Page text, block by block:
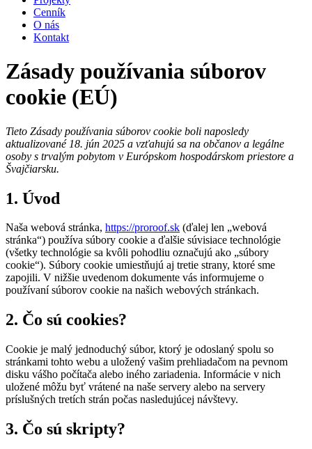
Cenník
O nás
Kontakt
Zásady používania súborov
cookie (EÚ)
Tieto Zásady používania súborov cookie boli naposledy
aktualizované 18. jún 2025 a vzťahujú sa na občanov a legálne
osoby s trvalým pobytom v Európskom hospodárskom priestore a
Švajčiarsku.
1. Úvod
Naša webová stránka, https://proroof.sk (ďalej len „webová
stránka“) používa súbory cookie a ďalšie súvisiace technológie
(všetky technológie sa kvôli pohodliu označujú ako „súbory
cookie“). Súbory cookie umiestňujú aj tretie strany, ktoré sme
zapojili. V nižšie uvedenom dokumente vás informujeme o
používaní súborov cookie na našich webových stránkach.
2. Čo sú cookies?
Cookie je malý jednoduchý súbor, ktorý je odoslaný spolu so
stránkami tohto webu a uložený vašim prehliadačom na pevnom
disku vášho počítača alebo iného zariadenia. Informácie v nich
uložené môžu byť vrátené na naše servery alebo na servery
príslušných tretích strán počas nasledujúcej návštevy.
3. Čo sú skripty?